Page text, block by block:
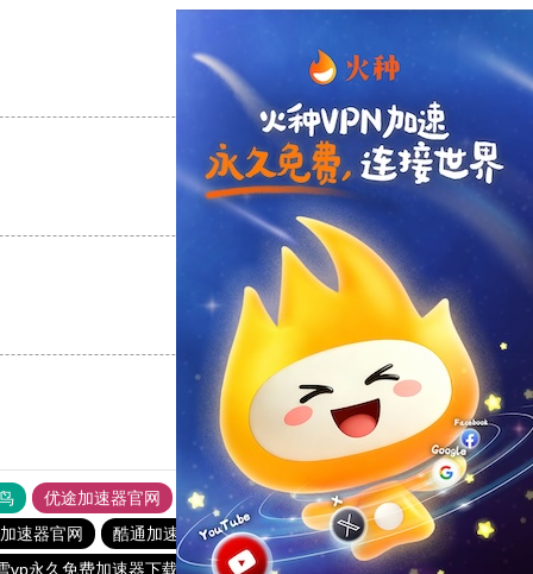
反对
反对[0]
优途加速器官网 风驰加速器 旋风加速器
八戒看书
速器官网 酷通加速器 雷霆vp加速器
老王vp官网
vp永久免费加速器下载官网 雷霆加器速 海鸥加速器